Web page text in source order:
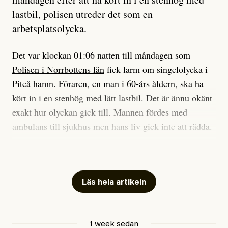
efter det som var rent, rätt och sant,
och aldrig såg jag det klarare än
när jag ombord på bussen hjälpte en tant.
#23/2026Intervjun
Jesper Lundby: ”Livet i sig
är ganska politiskt”
lastbil, polisen utreder det som en
arbetsplatsolycka.
Det var klockan 01:06 natten till måndagen som
Polisen i Norrbottens län fick larm om singelolycka i
Piteå hamn. Föraren, en man i 60-års åldern, ska ha
kört in i en stenhög med lätt lastbil. Det är ännu okänt
exakt hur olyckan gick till. Mannen fördes med
ambulans till sjukhus men hans liv gick inte att rädda.
platsen, säger Elis Brännström, RLC-befäl på polisens
ledningscentral tillsvt Norrbotten.
Anhöriga är underrättade.
Läs hela artikeln
1 week sedan